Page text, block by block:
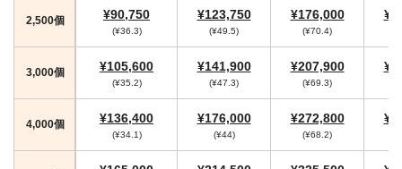
2,500個 ¥90,750
(¥36.3)
¥123,750
(¥49.5)
¥176,000
(¥70.4)
3,000個 ¥105,600
(¥35.2)
¥141,900
(¥47.3)
¥207,900
(¥69.3)
4,000個 ¥136,400
(¥34.1)
¥176,000
(¥44)
¥272,800
(¥68.2)